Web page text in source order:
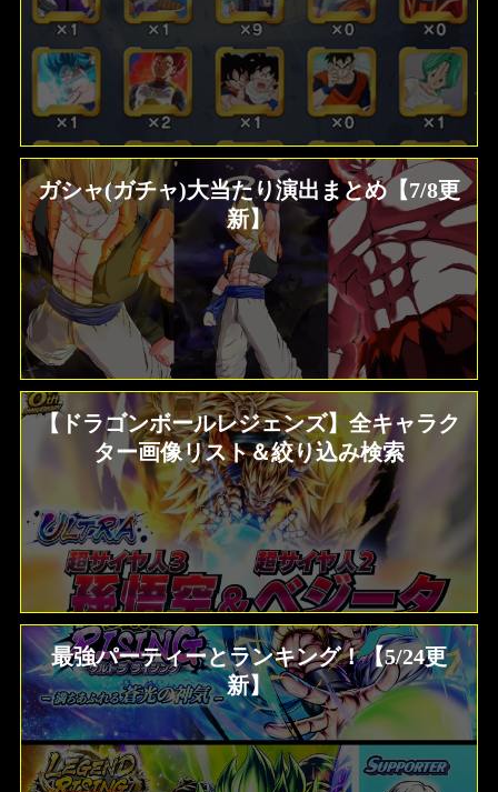
ガシャ(ガチャ)大当たり演出まとめ【7/8更
新】
【ドラゴンボールレジェンズ】全キャラク
ター画像リスト＆絞り込み検索
最強パーティーとランキング！【5/24更
新】